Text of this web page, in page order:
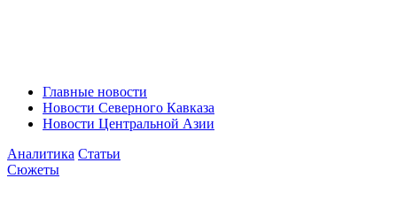
Главные новости
Новости Северного Кавказа
Новости Центральной Азии
Аналитика Статьи
Сюжеты